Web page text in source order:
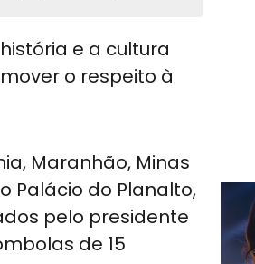
e a cultura
o respeito à
Maranhão, Minas
Palácio do Planalto,
pelo presidente
de 15